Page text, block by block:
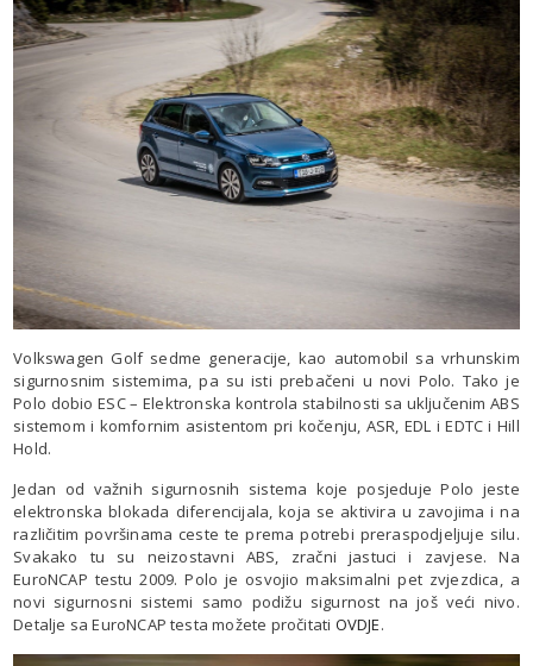
Volkswagen Golf sedme generacije, kao automobil sa vrhunskim
sigurnosnim sistemima, pa su isti prebačeni u novi Polo. Tako je
Polo dobio ESC – Elektronska kontrola stabilnosti sa uključenim ABS
sistemom i komfornim asistentom pri kočenju, ASR, EDL i EDTC i Hill
Hold.
Jedan od važnih sigurnosnih sistema koje posjeduje Polo jeste
elektronska blokada diferencijala, koja se aktivira u zavojima i na
različitim površinama ceste te prema potrebi preraspodjeljuje silu.
Svakako tu su neizostavni ABS, zračni jastuci i zavjese. Na
EuroNCAP testu 2009. Polo je osvojio maksimalni pet zvjezdica, a
novi sigurnosni sistemi samo podižu sigurnost na još veći nivo.
Detalje sa EuroNCAP testa možete pročitati OVDJE.